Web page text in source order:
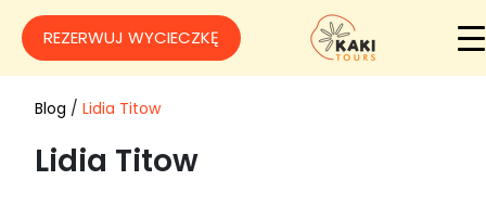
REZERWUJ WYCIECZKĘ
Blog / Lidia Titow
Lidia Titow